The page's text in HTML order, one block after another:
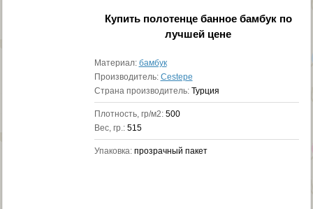
Купить полотенце банное бамбукпо
лучшей цене
Материал: бамбук
Производитель: Cestepe
Страна производитель: Турция
Плотность, гр/м2: 500
Вес, гр.: 515
Упаковка: прозрачный пакет